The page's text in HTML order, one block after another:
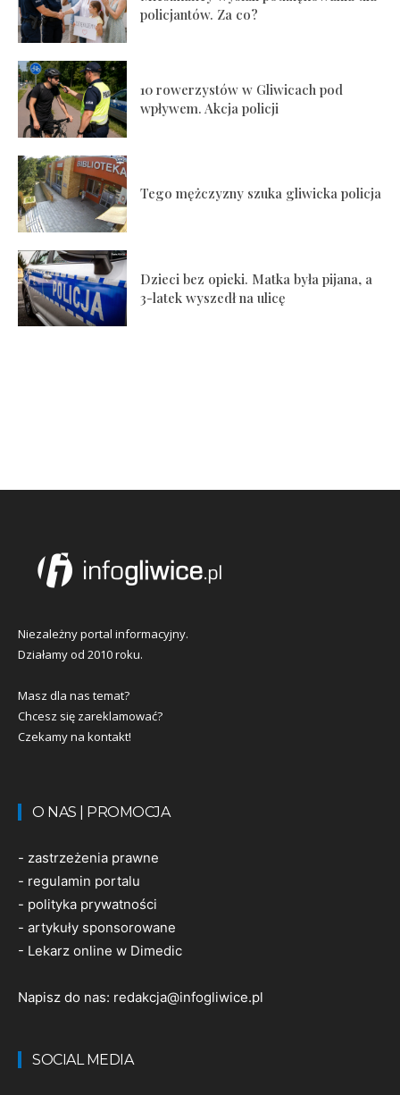
policjantów. Za co?
10 rowerzystów w Gliwicach pod
wpływem. Akcja policji
Tego mężczyzny szuka gliwicka policja
Dzieci bez opieki. Matka była pijana, a
3-latek wyszedł na ulicę
Niezależny portal informacyjny.
Działamy od 2010 roku.
Masz dla nas temat?
Chcesz się zareklamować?
Czekamy na kontakt!
O NAS | PROMOCJA
- zastrzeżenia prawne
- regulamin portalu
- polityka prywatności
- artykuły sponsorowane
- Lekarz online w Dimedic
Napisz do nas: redakcja@infogliwice.pl
SOCIAL MEDIA